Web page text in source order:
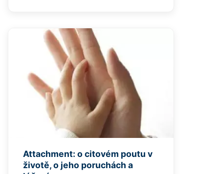
Attachment: o citovém poutu v
životě, o jeho poruchách a